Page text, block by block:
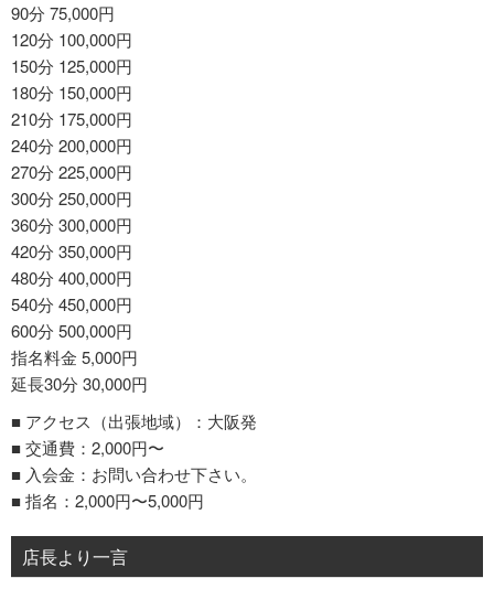
90分 75,000円
120分 100,000円
150分 125,000円
180分 150,000円
210分 175,000円
240分 200,000円
270分 225,000円
300分 250,000円
360分 300,000円
420分 350,000円
480分 400,000円
540分 450,000円
600分 500,000円
指名料金 5,000円
延長30分 30,000円
■ アクセス（出張地域）：大阪発
■ 交通費：2,000円〜
■ 入会金：お問い合わせ下さい。
■ 指名：2,000円〜5,000円
店長より一言